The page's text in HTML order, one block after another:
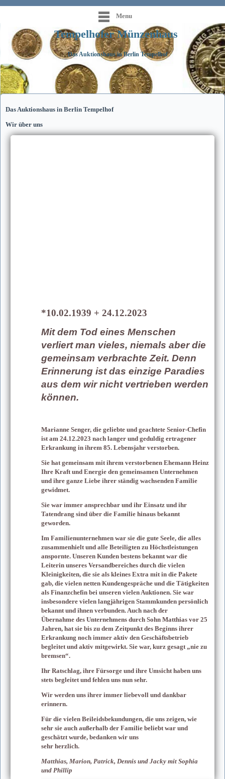
Menu
Tempelhofer Münzenhaus
Das Auktionshaus in Berlin Tempelhof
Das Auktionshaus in Berlin Tempelhof
Wir über uns
*10.02.1939 + 24.12.2023
Mit dem Tod eines Menschen
verliert man vieles, niemals aber die
gemeinsam verbrachte Zeit. Denn
Erinnerung ist das einzige Paradies
aus dem wir nicht vertrieben werden
können.
Marianne Senger, die geliebte und geachtete Senior-Chefin
ist am 24.12.2023 nach langer und geduldig ertragener
Erkrankung in ihrem 85. Lebensjahr verstorben.
Sie hat gemeinsam mit ihrem verstorbenen Ehemann Heinz
Ihre Kraft und Energie den gemeinsamen Unternehmen
und ihre ganze Liebe ihrer ständig wachsenden Familie
gewidmet.
Sie war immer ansprechbar und ihr Einsatz und ihr
Tatendrang sind über die Familie hinaus bekannt
geworden.
Im Familienunternehmen war sie die gute Seele, die alles
zusammenhielt und alle Beteiligten zu Höchstleistungen
anspornte. Unseren Kunden bestens bekannt war die
Leiterin unseres Versandbereiches durch die vielen
Kleinigkeiten, die sie als kleines Extra mit in die Pakete
gab, die vielen netten Kundengespräche und die Tätigkeiten
als Finanzchefin bei unseren vielen Auktionen. Sie war
insbesondere vielen langjährigen Stammkunden persönlich
bekannt und ihnen verbunden. Auch nach der
Übernahme des Unternehmens durch Sohn Matthias vor 25
Jahren, hat sie bis zu dem Zeitpunkt des Beginns ihrer
Erkrankung noch immer aktiv den Geschäftsbetrieb
begleitet und aktiv mitgewirkt. Sie war, kurz gesagt „nie zu
bremsen“.
Ihr Ratschlag, ihre Fürsorge und ihre Umsicht haben uns
stets begleitet und fehlen uns nun sehr.
Wir werden uns ihrer immer liebevoll und dankbar
erinnern.
Für die vielen Beileidsbekundungen, die uns zeigen, wie
sehr sie auch außerhalb der Familie beliebt war und
geschätzt wurde, bedanken wir uns
sehr herzlich.
Matthias, Marion, Patrick, Dennis und Jacky mit Sophia
und Phillip